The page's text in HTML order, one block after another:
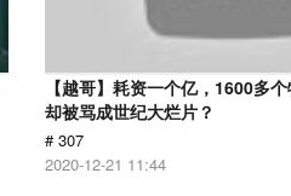
【越哥】耗资一个亿，1600多
却被骂成世纪大烂片？
# 307
2020-12-21 11:44